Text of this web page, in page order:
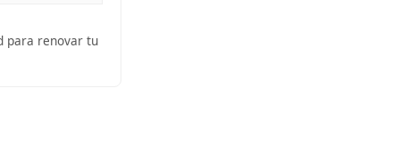
para renovar tu